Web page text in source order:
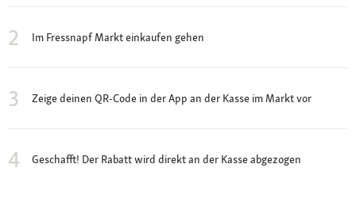
2 Im Fressnapf Markt einkaufen gehen
3 Zeige deinen QR-Code in der App an der Kasse im Markt vor
4 Geschafft! Der Rabatt wird direkt an der Kasse abgezogen